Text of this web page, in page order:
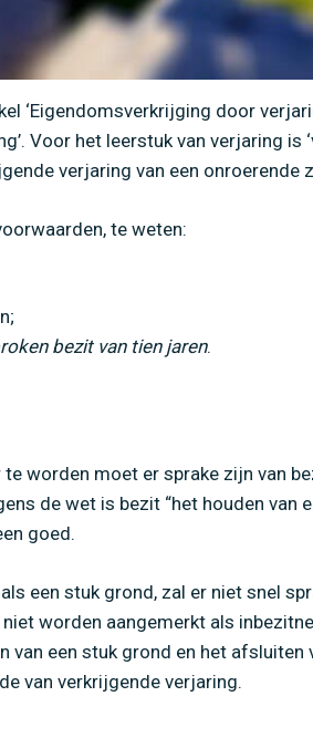
‘Eigendomsverkrijging door
Voor het leerstuk van verjaring is
verjaring van een onroerende
te weten:
bezit van tien jaren.
worden moet er sprake zijn van
de wet is bezit “het houden
goed.
een stuk grond, zal er niet snel
worden aangemerkt als
van een stuk grond en het
van verkrijgende verjaring.